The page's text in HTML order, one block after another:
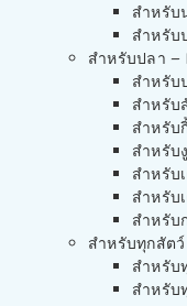
สำหรับ
สำหรับ
สำหรับปลา –
สำหรับ
สำหรับ
สำหรับ
สำหรับ
สำหรับ
สำหรับ
สำหรับ
สำหรับทุกสัต
สำหรับ
สำหรับ